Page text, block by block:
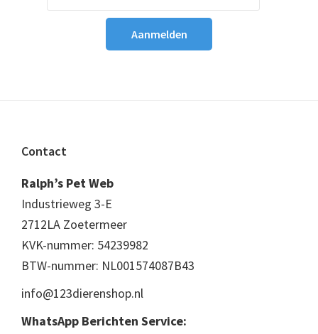
Footer
Contact
Ralph’s Pet Web
Industrieweg 3-E
2712LA Zoetermeer
KVK-nummer: 54239982
BTW-nummer: NL001574087B43
info@123dierenshop.nl
WhatsApp Berichten Service: